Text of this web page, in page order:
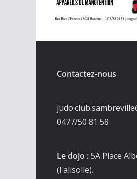
Contactez-nous
0477/50 81 58
Le dojo :5A Place
(Falisolle).